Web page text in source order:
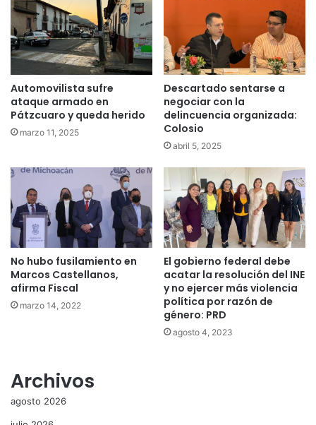
Automovilista sufre
ataque armado en
Pátzcuaro y queda herido
marzo 11, 2025
Descartado sentarse a
negociar con la
delincuencia organizada:
Colosio
abril 5, 2025
No hubo fusilamiento en
Marcos Castellanos,
afirma Fiscal
marzo 14, 2022
El gobierno federal debe
acatar la resolución del INE
y no ejercer más violencia
política por razón de
género: PRD
agosto 4, 2023
Archivos
agosto 2026